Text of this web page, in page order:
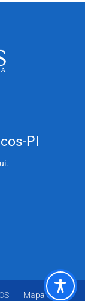
PI
Mapa do Site